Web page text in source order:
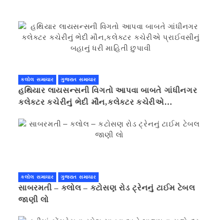
કલોલ સમાચાર ગુજરાત સમાચાર
હથિયાર લાયસન્સની વિગતો આપવા બાબતે ગાંધીનગર
કલેક્ટર કચેરીનું ભેદી મૌન,કલેક્ટર કચેરીએ
કલોલ સમાચાર ગુજરાત સમાચાર
સાબરમતી – કલોલ – કટોસણ રોડ ટ્રેનનું ટાઈમ ટેબલ
જાણી લો